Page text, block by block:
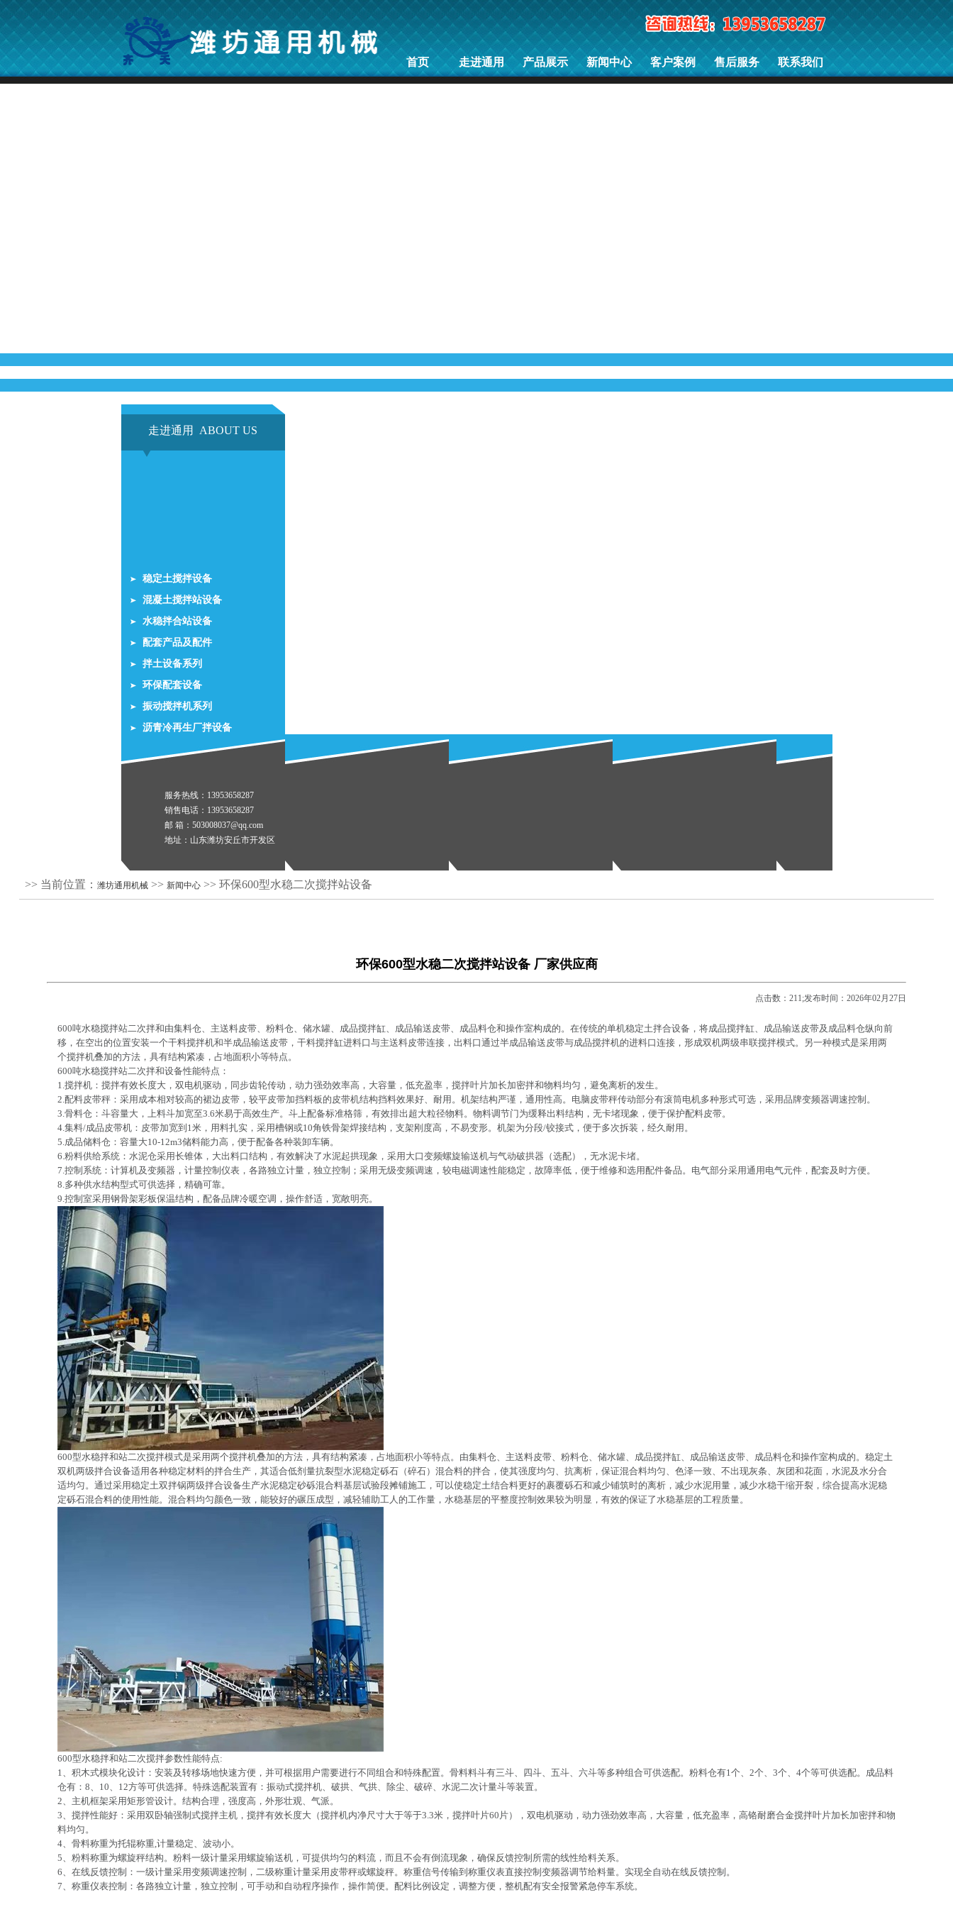
首页 走进通用 产品展示 新闻中心 客户案例 售后服务 联系我们
走进通用 ABOUT US
稳定土搅拌设备
混凝土搅拌站设备
水稳拌合站设备
配套产品及配件
拌土设备系列
环保配套设备
振动搅拌机系列
沥青冷再生厂拌设备
服务热线：13953658287
销售电话：13953658287
邮 箱：503008037@qq.com
地址：山东潍坊安丘市开发区
>> 当前位置： 潍坊通用机械 >> 新闻中心 >> 环保600型水稳二次搅拌站设备
环保600型水稳二次搅拌站设备 厂家供应商
点击数： 211;发布时间：2026年02月27日
600吨水稳搅拌站二次拌和由集料仓、主送料皮带、粉料仓、储水罐、成品搅拌缸、成品输送皮带、成品料仓和操作室构成的。在传统的单机稳定土拌合设备，将成品搅拌缸、成品输送皮带及成品料仓纵向前
移，在空出的位置安装一个干料搅拌机和半成品输送皮带，干料搅拌缸进料口与主送料皮带连接，出料口通过半成品输送皮带与成品搅拌机的进料口连接，形成双机两级串联搅拌模式。另一种模式是采用两
个搅拌机叠加的方法，具有结构紧凑，占地面积小等特点。
600吨水稳搅拌站二次拌和设备性能特点：
1.搅拌机：搅拌有效长度大，双电机驱动，同步齿轮传动，动力强劲效率高，大容量，低充盈率，搅拌叶片加长加密拌和物料均匀，避免离析的发生。
2.配料皮带秤：采用成本相对较高的裙边皮带，较平皮带加挡料板的皮带机结构挡料效果好、耐用。机架结构严谨，通用性高。电脑皮带秤传动部分有滚筒电机多种形式可选，采用品牌变频器调速控制。
3.骨料仓：斗容量大，上料斗加宽至3.6米易于高效生产。斗上配备标准格筛，有效排出超大粒径物料。物料调节门为缓释出料结构，无卡堵现象，便于保护配料皮带。
4.集料/成品皮带机：皮带加宽到1米，用料扎实，采用槽钢或10角铁骨架焊接结构，支架刚度高，不易变形。机架为分段/铰接式，便于多次拆装，经久耐用。
5.成品储料仓：容量大10-12m3储料能力高，便于配备各种装卸车辆。
6.粉料供给系统：水泥仓采用长锥体，大出料口结构，有效解决了水泥起拱现象，采用大口变频螺旋输送机与气动破拱器（选配），无水泥卡堵。
7.控制系统：计算机及变频器，计量控制仪表，各路独立计量，独立控制；采用无级变频调速，较电磁调速性能稳定，故障率低，便于维修和选用配件备品。电气部分采用通用电气元件，配套及时方便。
8.多种供水结构型式可供选择，精确可靠。
9.控制室采用钢骨架彩板保温结构，配备品牌冷暖空调，操作舒适，宽敞明亮。
600型水稳拌和站二次搅拌模式是采用两个搅拌机叠加的方法，具有结构紧凑，占地面积小等特点。由集料仓、主送料皮带、粉料仓、储水罐、成品搅拌缸、成品输送皮带、成品料仓和操作室构成的。稳定土
双机两级拌合设备适用各种稳定材料的拌合生产，其适合低剂量抗裂型水泥稳定砾石（碎石）混合料的拌合，使其强度均匀、抗离析，保证混合料均匀、色泽一致、不出现灰条、灰团和花面，水泥及水分合
适均匀。通过采用稳定土双拌锅两级拌合设备生产水泥稳定砂砾混合料基层试验段摊铺施工，可以使稳定土结合料更好的裹覆砾石和减少铺筑时的离析，减少水泥用量，减少水稳干缩开裂，综合提高水泥稳
定砾石混合料的使用性能。混合料均匀颜色一致，能较好的碾压成型，减轻辅助工人的工作量，水稳基层的平整度控制效果较为明显，有效的保证了水稳基层的工程质量。
600型水稳拌和站二次搅拌参数性能特点:
1、积木式模块化设计：安装及转移场地快速方便，并可根据用户需要进行不同组合和特殊配置。骨料料斗有三斗、四斗、五斗、六斗等多种组合可供选配。粉料仓有1个、2个、3个、4个等可供选配。成品料
仓有：8、10、12方等可供选择。特殊选配装置有：振动式搅拌机、破拱、气拱、除尘、破碎、水泥二次计量斗等装置。
2、主机框架采用矩形管设计。结构合理，强度高，外形壮观、气派。
3、搅拌性能好：采用双卧轴强制式搅拌主机，搅拌有效长度大（搅拌机内净尺寸大于等于3.3米，搅拌叶片60片），双电机驱动，动力强劲效率高，大容量，低充盈率，高铬耐磨合金搅拌叶片加长加密拌和物
料均匀。
4、骨料称重为托辊称重,计量稳定、波动小。
5、粉料称重为螺旋秤结构。粉料一级计量采用螺旋输送机，可提供均匀的料流，而且不会有倒流现象，确保反馈控制所需的线性给料关系。
6、在线反馈控制：一级计量采用变频调速控制，二级称重计量采用皮带秤或螺旋秤。称重信号传输到称重仪表直接控制变频器调节给料量。实现全自动在线反馈控制。
7、称重仪表控制：各路独立计量，独立控制，可手动和自动程序操作，操作简便。配料比例设定，调整方便，整机配有安全报警紧急停车系统。